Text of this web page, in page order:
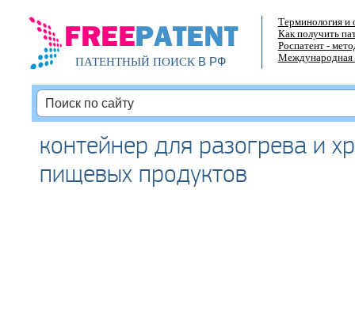
ПАТЕНТНЫЙ ПОИСКВ РФ
Терминология и
Как получить
Роспатент -
Международная
контейнер для разогрева и
пищевых продуктов